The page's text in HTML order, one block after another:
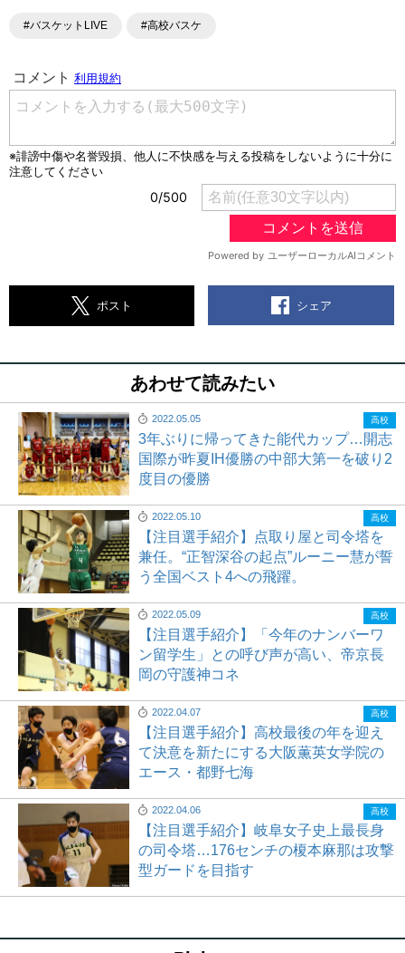
#バスケットLIVE #高校バスケ
ポスト シェア
あわせて読みたい
2022.05.05
3年ぶりに帰ってきた能代カップ…開志
国際が昨夏IH優勝の中部大第一を破り2
度目の優勝
高校
2022.05.10
【注目選手紹介】点取り屋と司令塔を
兼任。“正智深谷の起点”ルーニー慧が誓
う全国ベスト4への飛躍。
高校
2022.05.09
【注目選手紹介】「今年のナンバーワ
ン留学生」との呼び声が高い、帝京長
岡の守護神コネ
高校
2022.04.07
【注目選手紹介】高校最後の年を迎え
て決意を新たにする大阪薫英女学院の
エース・都野七海
高校
2022.04.06
【注目選手紹介】岐阜女子史上最長身
の司令塔…176センチの榎本麻那は攻撃
型ガードを目指す
高校